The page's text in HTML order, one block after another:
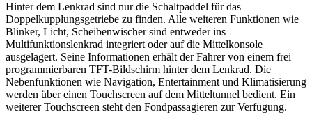
Hinter dem Lenkrad sind nur die Schaltpaddel für das
Doppelkupplungsgetriebe zu finden. Alle weiteren Funktionen wie
Blinker, Licht, Scheibenwischer sind entweder ins
Multifunktionslenkrad integriert oder auf die Mittelkonsole
ausgelagert. Seine Informationen erhält der Fahrer von einem frei
programmierbaren TFT-Bildschirm hinter dem Lenkrad. Die
Nebenfunktionen wie Navigation, Entertainment und Klimatisierung
werden über einen Touchscreen auf dem Mitteltunnel bedient. Ein
weiterer Touchscreen steht den Fondpassagieren zur Verfügung.